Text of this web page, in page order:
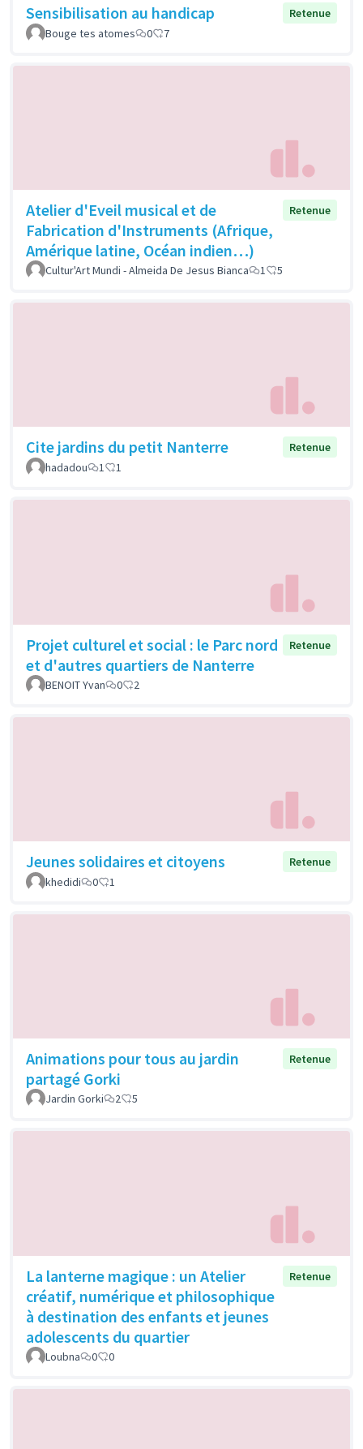
Sensibilisation au handicap
Retenue
Bouge tes atomes
0 7
Atelier d'Eveil musical et de
Fabrication d'Instruments (Afrique,
Amérique latine, Océan indien…)
Retenue
Cultur'Art Mundi - Almeida De Jesus Bianca 1 5
Cite jardins du petit Nanterre
Retenue
hadadou
1 1
Projet culturel et social : le Parc nord
et d'autres quartiers de Nanterre
Retenue
BENOIT Yvan 0 2
Jeunes solidaires et citoyens
Retenue
khedidi
0 1
Animations pour tous au jardin
partagé Gorki
Retenue
Jardin Gorki 2 5
La lanterne magique : un Atelier
créatif, numérique et philosophique
à destination des enfants et jeunes
adolescents du quartier
Retenue
Loubna 0 0